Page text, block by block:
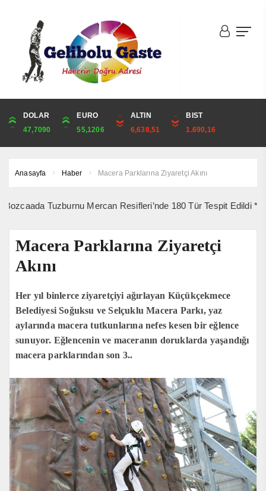
DOLAR
47,7090
EURO
55,1206
ALTIN
6,638,51
BIST
1.690,16
ONS
4,326,80
ALTIN
6,638,51
ÇEYREK
10,853,97
CUMHURİYET
44,750,00
Anasayfa Haber Macera Parklarına Ziyaretçi Akını
Tuzburnu Mercan Resifleri’nde 180 Tür Tespit Edildi *** 10
Macera Parklarına Ziyaretçi
Akını
Her yıl binlerce ziyaretçiyi ağırlayan Küçükçekmece
Belediyesi Soğuksu ve Selçuklu Macera Parkı, yaz
aylarında macera tutkunlarına nefes kesen bir eğlence
sunuyor. Eğlencenin ve maceranın doruklarda yaşandığı
macera parklarından son 3..